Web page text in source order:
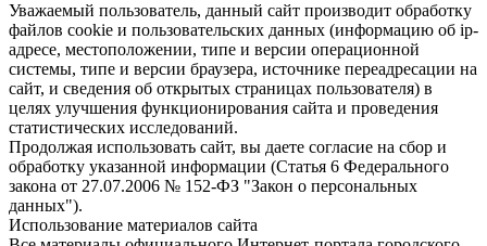
Уважаемый пользователь, данный сайт производит обработку
файлов cookie и пользовательских данных (информацию об ip-
адресе, местоположении, типе и версии операционной
системы, типе и версии браузера, источнике переадресации на
сайт, и сведения об открытых страницах пользователя) в
целях улучшения функционирования сайта и проведения
статистических исследований.
Продолжая использовать сайт, вы даете согласие на сбор и
обработку указанной информации (Статья 6 Федерального
закона от 27.07.2006 № 152-ФЗ "Закон о персональных
данных").
Использование материалов сайта